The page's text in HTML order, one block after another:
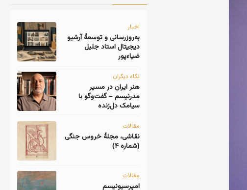
اخبار
به‌روزرسانی و توسعهٔ آرشیو
دیجیتال استاد جلیل
ضیاءپور
نگاه دیگران
هنر ایران در مسیر
مدرنیسم – گفت‌وگو با
سیامک دل‌زنده
مقالات
نقاشی، مجلهٔ خروس جنگی
(شماره ۴)
مقالات
امپرسیونیسم